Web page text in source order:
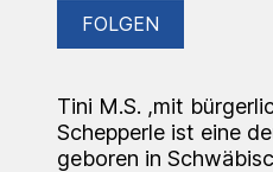
FOLGEN
Tini M.S. ,mit
Schepperle ist eine
geboren in